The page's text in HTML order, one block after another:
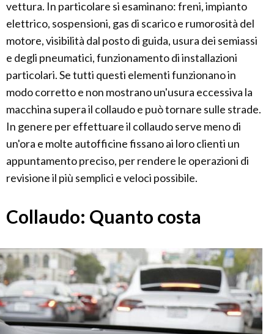
vettura. In particolare si esaminano: freni, impianto
elettrico, sospensioni, gas di scarico e rumorosità del
motore, visibilità dal posto di guida, usura dei semiassi
e degli pneumatici, funzionamento di installazioni
particolari. Se tutti questi elementi funzionano in
modo corretto e non mostrano un'usura eccessiva la
macchina supera il collaudo e può tornare sulle strade.
In genere per effettuare il collaudo serve meno di
un'ora e molte autofficine fissano ai loro clienti un
appuntamento preciso, per rendere le operazioni di
revisione il più semplici e veloci possibile.
Collaudo: Quanto costa